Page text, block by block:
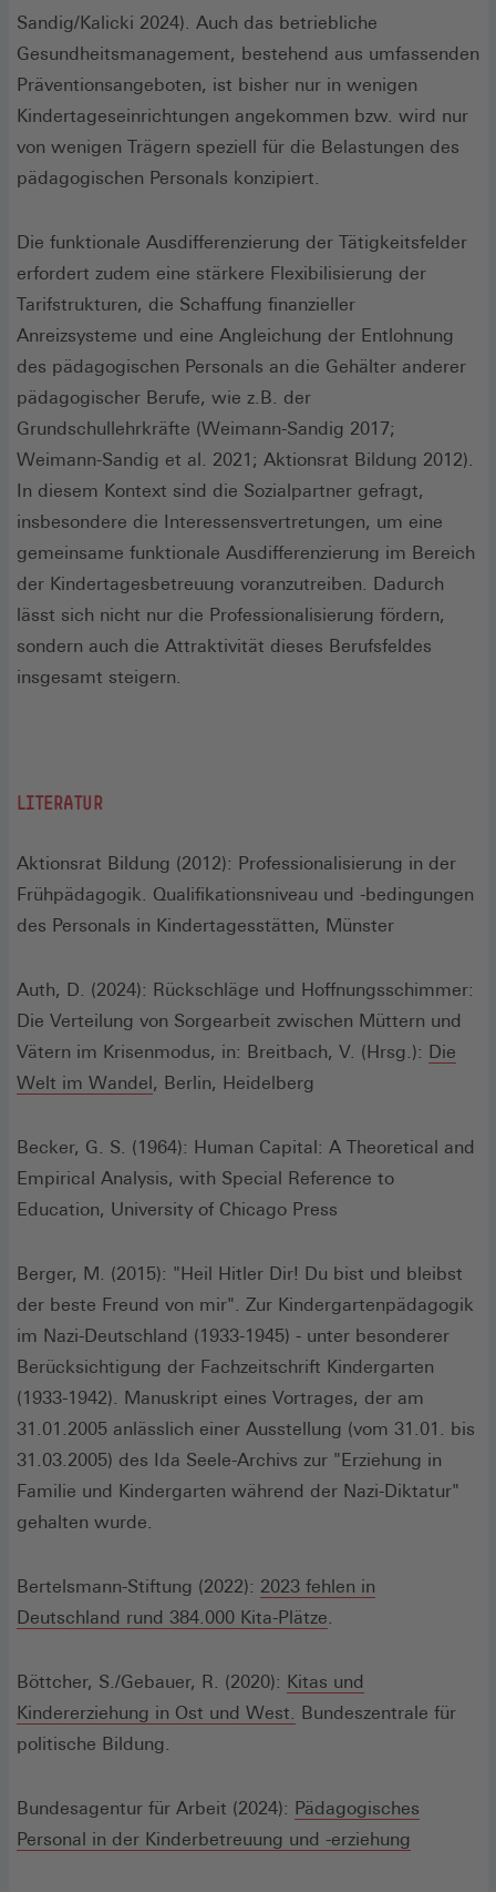
Sandig/Kalicki 2024). Auch das betriebliche
Gesundheitsmanagement, bestehend aus umfassenden
Präventionsangeboten, ist bisher nur in wenigen
Kindertageseinrichtungen angekommen bzw. wird nur
von wenigen Trägern speziell für die Belastungen des
pädagogischen Personals konzipiert.
Die funktionale Ausdifferenzierung der Tätigkeitsfelder
erfordert zudem eine stärkere Flexibilisierung der
Tarifstrukturen, die Schaffung finanzieller
Anreizsysteme und eine Angleichung der Entlohnung
des pädagogischen Personals an die Gehälter anderer
pädagogischer Berufe, wie z.B. der
Grundschullehrkräfte (Weimann-Sandig 2017;
Weimann-Sandig et al. 2021; Aktionsrat Bildung 2012).
In diesem Kontext sind die Sozialpartner gefragt,
insbesondere die Interessensvertretungen, um eine
gemeinsame funktionale Ausdifferenzierung im Bereich
der Kindertagesbetreuung voranzutreiben. Dadurch
lässt sich nicht nur die Professionalisierung fördern,
sondern auch die Attraktivität dieses Berufsfeldes
insgesamt steigern.
LITERATUR
Aktionsrat Bildung (2012): Professionalisierung in der
Frühpädagogik. Qualifikationsniveau und -bedingungen
des Personals in Kindertagesstätten, Münster
Auth, D. (2024): Rückschläge und Hoffnungsschimmer:
Die Verteilung von Sorgearbeit zwischen Müttern und
Vätern im Krisenmodus, in: Breitbach, V. (Hrsg.): Die
Welt im Wandel(Öffnet
einem
neuen
Fenster)
, Berlin, Heidelberg
Becker, G. S. (1964): Human Capital: A Theoretical and
Empirical Analysis, with Special Reference to
Education, University of Chicago Press
Berger, M. (2015): "Heil Hitler Dir! Du bist und bleibst
der beste Freund von mir". Zur Kindergartenpädagogik
im Nazi-Deutschland (1933-1945) - unter besonderer
Berücksichtigung der Fachzeitschrift Kindergarten
(1933-1942). Manuskript eines Vortrages, der am
31.01.2005 anlässlich einer Ausstellung (vom 31.01. bis
31.03.2005) des Ida Seele-Archivs zur "Erziehung in
Familie und Kindergarten während der Nazi-Diktatur"
gehalten wurde.
Bertelsmann-Stiftung (2022): 2023 fehlen in
Deutschland rund 384.000 Kita-Plätze
einem
neuen
.
Böttcher, S./Gebauer, R. (2020): Kitas und
Kindererziehung in Ost und West. (Öffnet
neuen
Fenster)
Bundeszentrale für
politische Bildung.
Bundesagentur für Arbeit (2024): Pädagogisches
Personal in der Kinderbetreuung und -erziehung